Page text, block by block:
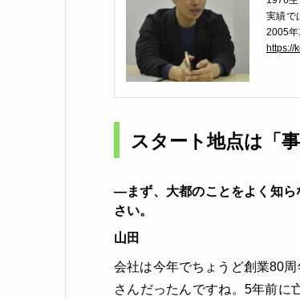
実績で
2005年
https://
スタート地点は「事
―まず、大都のことをよく知ら
さい。
山田
会社は今年でちょうど創業80
さんだったんですね。5年前に